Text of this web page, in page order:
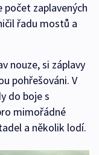
zaplavených
řadu mostů a
nouze, si záplavy
pohřešováni. V
do boje s
mimořádné
a několik lodí.